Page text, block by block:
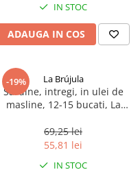
IN STOC
ADAUGA IN COS
-19% La Brújula
Sardine, intregi, in ulei de
masline, 12-15 bucati, La
69,25 lei
55,81 lei
IN STOC